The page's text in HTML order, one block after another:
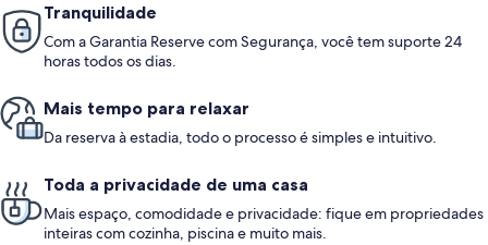
Tranquilidade
Com a Garantia Reserve com Segurança, você tem suporte 24
horas todos os dias.
Mais tempo para relaxar
Da reserva à estadia, todo o processo é simples e intuitivo.
Toda a privacidade de uma casa
Mais espaço, comodidade e privacidade: fique em propriedades
inteiras com cozinha, piscina e muito mais.